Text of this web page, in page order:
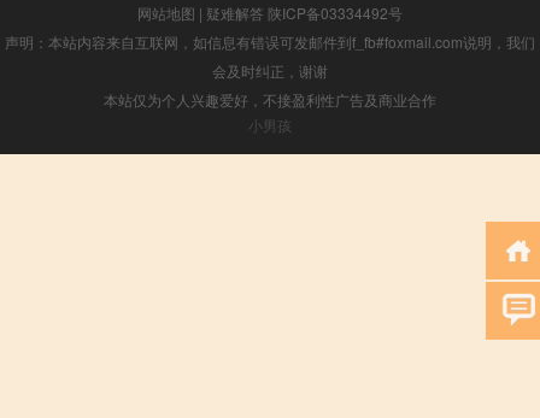
网站地图 | 疑难解答 陕ICP备03334492号
声明：本站内容来自互联网，如信息有错误可发邮件到f_fb#foxmail.com说明，我们
会及时纠正，谢谢
本站仅为个人兴趣爱好，不接盈利性广告及商业合作
小男孩